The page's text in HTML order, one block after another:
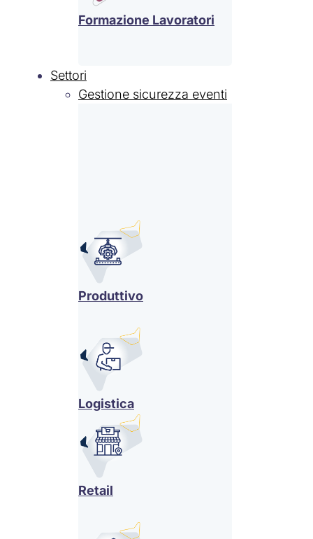
Formazione Lavoratori
Settori
Gestione sicurezza eventi
Produttivo
Logistica
Retail